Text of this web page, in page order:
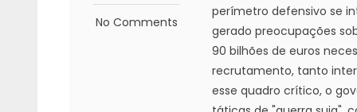
No Comments
perímetro defensivo se
gerado preocupações
90 bilhões de euros
recrutamento, tanto
esse quadro crítico, o